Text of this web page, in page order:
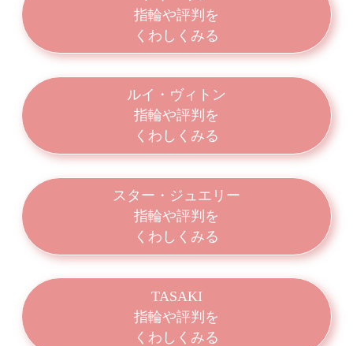
指輪や評判を
くわしくみる
ルイ・ヴィトン
指輪や評判を
くわしくみる
スター・ジュエリー
指輪や評判を
くわしくみる
TASAKI
指輪や評判を
くわしくみる